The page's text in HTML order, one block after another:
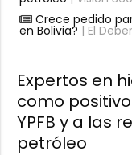
Crece pedido
en Bolivia? | El Deber
Expertos en
como
YPFB y a las
petróleo